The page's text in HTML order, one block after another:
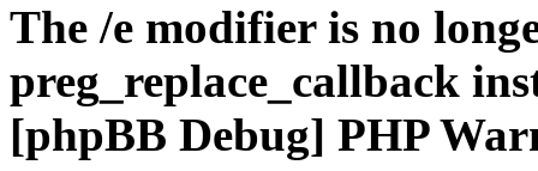
The /e modifier is no
preg_replace_callback
[phpBB Debug] PHP